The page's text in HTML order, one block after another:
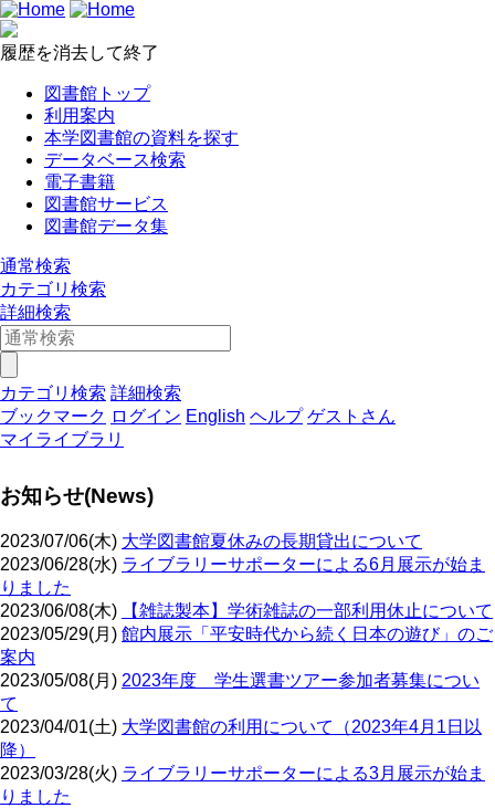
履歴を消去して終了
図書館トップ
利用案内
本学図書館の資料を探す
データベース検索
電子書籍
図書館サービス
図書館データ集
通常検索
カテゴリ検索
詳細検索
カテゴリ検索 詳細検索
ブックマーク ログイン English ヘルプ ゲストさん
マイライブラリ
お知らせ(News)
2023/07/06(木) 大学図書館夏休みの長期貸出について
2023/06/28(水) ライブラリーサポーターによる6月展示が始ま
りました
2023/06/08(木)
【雑誌製本】学術雑誌の一部利用休止について
2023/05/29(月) 館内展示「平安時代から続く日本の遊び」のご
案内
2023/05/08(月) 2023年度 学生選書ツアー参加者募集につい
て
2023/04/01(土) 大学図書館の利用について（2023年4月1日以
降）
2023/03/28(火) ライブラリーサポーターによる3月展示が始ま
りました